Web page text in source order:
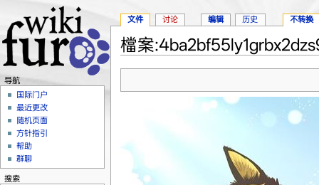
檔案
文件 讨论 编辑 历史 不转换
导航
国际门户
最近更改
随机页面
方针指引
帮助
群聊
搜索